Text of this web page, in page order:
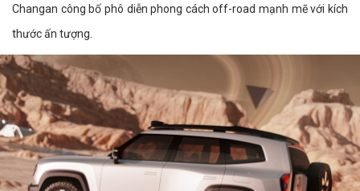
Changan công bố phô diễn phong cách off-road mạnh mẽ với kích
thước ấn tượng.